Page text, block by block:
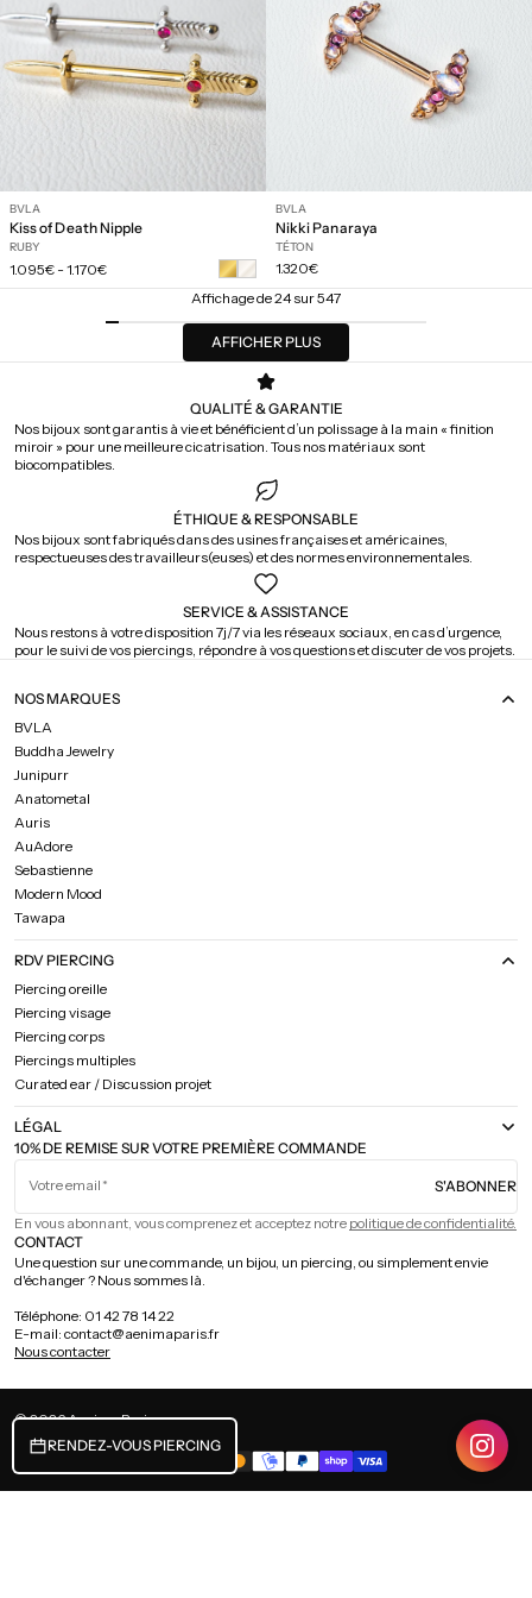
BVLA
Kiss of Death Nipple
RUBY
Prix
régulier
1.095€ - 1.170€
BVLA
Nikki Panaraya
TÉTON
Prix
régulier
1.320€
Affichage de 24 sur 547
AFFICHER PLUS
QUALITÉ & GARANTIE
Nos bijoux sont garantis à vie et bénéficient d’un polissage à la main « finition
miroir » pour une meilleure cicatrisation. Tous nos matériaux sont
biocompatibles.
ÉTHIQUE & RESPONSABLE
Nos bijoux sont fabriqués dans des usines françaises et américaines,
respectueuses des travailleurs(euses) et des normes environnementales.
SERVICE & ASSISTANCE
Nous restons à votre disposition 7j/7 via les réseaux sociaux, en cas d’urgence,
pour le suivi de vos piercings, répondre à vos questions et discuter de vos projets.
10% DE REMISE SUR VOTRE PREMIÈRE COMMANDE
Votre email S'ABONNER
En vous abonnant, vous comprenez et acceptez notre politique de confidentialité.
NOS MARQUES
BVLA
Buddha Jewelry
Junipurr
Anatometal
Auris
AuAdore
Sebastienne
Modern Mood
Tawapa
RDV PIERCING
Piercing oreille
Piercing visage
Piercing corps
Piercings multiples
Curated ear / Discussion projet
LÉGAL
CONTACT
Une question sur une commande, un bijou, un piercing, ou simplement envie
d'échanger ? Nous sommes là.
Téléphone: 01 42 78 14 22
E-mail: contact@aenimaparis.fr
Nous contacter
© 2026Aenima Paris..
FRANCE (EUR €) / FRANÇAIS
RENDEZ-VOUS PIERCING